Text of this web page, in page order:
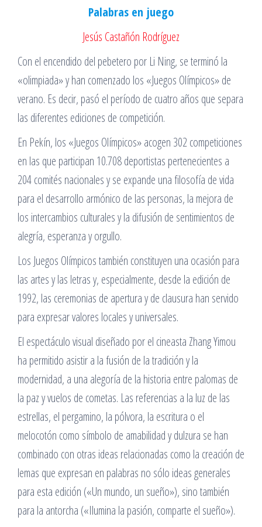
Palabras en juego
Jesús Castañón Rodríguez
Con el encendido del pebetero por Li Ning, se terminó la
«olimpiada» y han comenzado los «Juegos Olímpicos» de
verano. Es decir, pasó el período de cuatro años que separa
las diferentes ediciones de competición.
En Pekín, los «Juegos Olímpicos» acogen 302 competiciones
en las que participan 10.708 deportistas pertenecientes a
204 comités nacionales y se expande una filosofía de vida
para el desarrollo armónico de las personas, la mejora de
los intercambios culturales y la difusión de sentimientos de
alegría, esperanza y orgullo.
Los Juegos Olímpicos también constituyen una ocasión para
las artes y las letras y, especialmente, desde la edición de
1992, las ceremonias de apertura y de clausura han servido
para expresar valores locales y universales.
El espectáculo visual diseñado por el cineasta Zhang Yimou
ha permitido asistir a la fusión de la tradición y la
modernidad, a una alegoría de la historia entre palomas de
la paz y vuelos de cometas. Las referencias a la luz de las
estrellas, el pergamino, la pólvora, la escritura o el
melocotón como símbolo de amabilidad y dulzura se han
combinado con otras ideas relacionadas como la creación de
lemas que expresan en palabras no sólo ideas generales
para esta edición («Un mundo, un sueño»), sino también
para la antorcha («Ilumina la pasión, comparte el sueño»).